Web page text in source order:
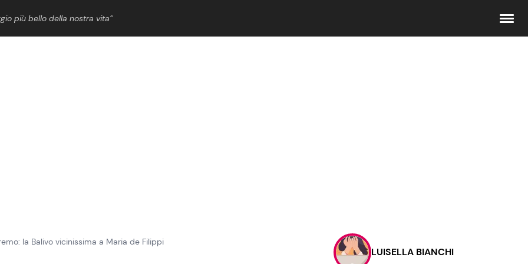
più bello della nostra vita”
Contattaci
Pubblicità
la Balivo vicinissima a Maria de Filippi
LUISELLA BIANCHI